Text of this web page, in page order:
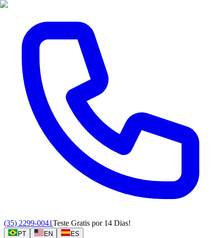
(35) 2299-0041Teste Gratis por 14 Dias!
PT EN ES